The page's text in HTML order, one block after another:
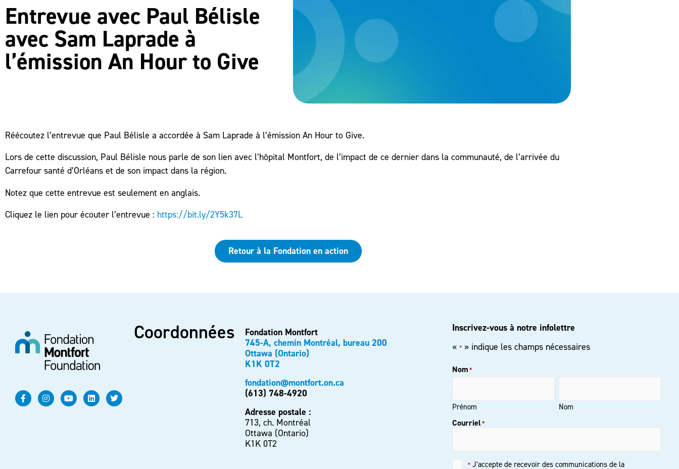
Entrevue avec Paul Bélisle
avec Sam Laprade à
l’émission An Hour to Give
Réécoutez l’entrevue que Paul Bélisle a accordée à Sam Laprade à l’émission An Hour to Give.
Lors de cette discussion, Paul Bélisle nous parle de son lien avec l’hôpital Montfort, de l’impact de ce dernier dans la communauté, de l’arrivée du
Carrefour santé d’Orléans et de son impact dans la région.
Notez que cette entrevue est seulement en anglais.
Cliquez le lien pour écouter l’entrevue : https://bit.ly/2Y5k37L
Retour à la Fondation en action
Coordonnées
Fondation Montfort
745-A, chemin Montréal, bureau 200
Ottawa (Ontario)
K1K 0T2
fondation@montfort.on.ca
(613) 748-4920
Adresse postale :
713, ch. Montréal
Ottawa (Ontario)
K1K 0T2
Inscrivez-vous à notre infolettre
« *» indique les champs nécessaires
Nom*
Prénom Nom
Courriel*
Untitled*
*J’accepte de recevoir des communications de la